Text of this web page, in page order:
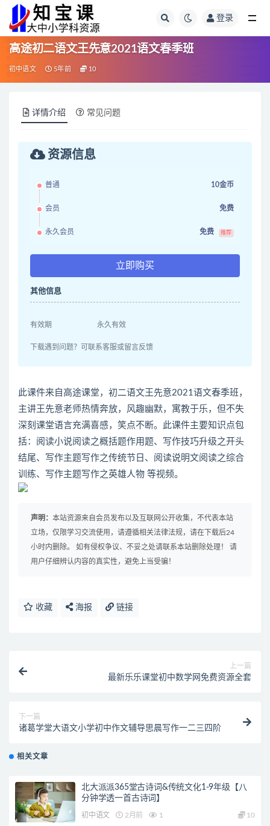
登录
高途初二语文王先意2021语文春季班
初中语文 5年前 10
详情介绍 常见问题
资源信息
普通 10金币
会员 免费
永久会员 免费 推荐
立即购买
其他信息
有效期 永久有效
下载遇到问题？可联系客服或留言反馈
此课件来自高途课堂，初二语文王先意2021语文春季班，
主讲王先意老师热情奔放，风趣幽默，寓教于乐，但不失
深刻课堂语言充满喜感，笑点不断。此课件主要知识点包
括：阅读小说阅读之概括题作用题、写作技巧升级之开头
结尾、写作主题写作之传统节日、阅读说明文阅读之综合
训练、写作主题写作之英雄人物 等视频。
声明： 本站资源来自会员发布以及互联网公开收集，不代表本站
立场，仅限学习交流使用，请遵循相关法律法规，请在下载后24
小时内删除。 如有侵权争议、不妥之处请联系本站删除处理！ 请
用户仔细辨认内容的真实性，避免上当受骗！
收藏 海报 链接
上一篇
最新乐乐课堂初中数学网免费资源全套
下一篇
诸葛学堂大语文小学初中作文辅导思晨写作一二三四阶
相关文章
北大派派365堂古诗词&传统文化1-9年级【八
分钟学透一首古诗词】
初中语文 2月前 1 10
全部